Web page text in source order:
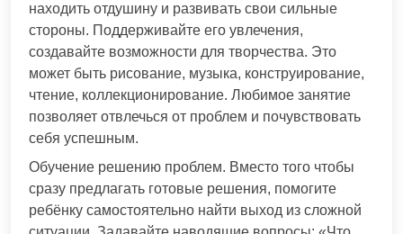
находить отдушину и развивать свои сильные
стороны. Поддерживайте его увлечения,
создавайте возможности для творчества. Это
может быть рисование, музыка, конструирование,
чтение, коллекционирование. Любимое занятие
позволяет отвлечься от проблем и почувствовать
себя успешным.
Обучение решению проблем. Вместо того чтобы
сразу предлагать готовые решения, помогите
ребёнку самостоятельно найти выход из сложной